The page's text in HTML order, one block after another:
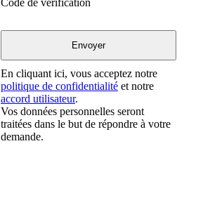
En cliquant ici, vous acceptez notre
politique de confidentialité et notre
accord utilisateur.
Vos données personnelles seront
traitées dans le but de répondre à votre
demande.